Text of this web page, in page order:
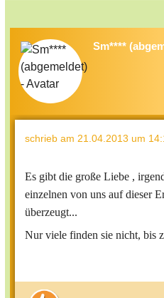
Sm****
schrieb am 21.04.2013 um
Es gibt die große Liebe ,
einzelnen von uns auf dieser
überzeugt...
Nur viele finden sie nicht, bis